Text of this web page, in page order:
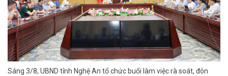
Sáng 3/8, UBND tỉnh Nghệ An tổ chức buổi làm việc rà soát, đôn